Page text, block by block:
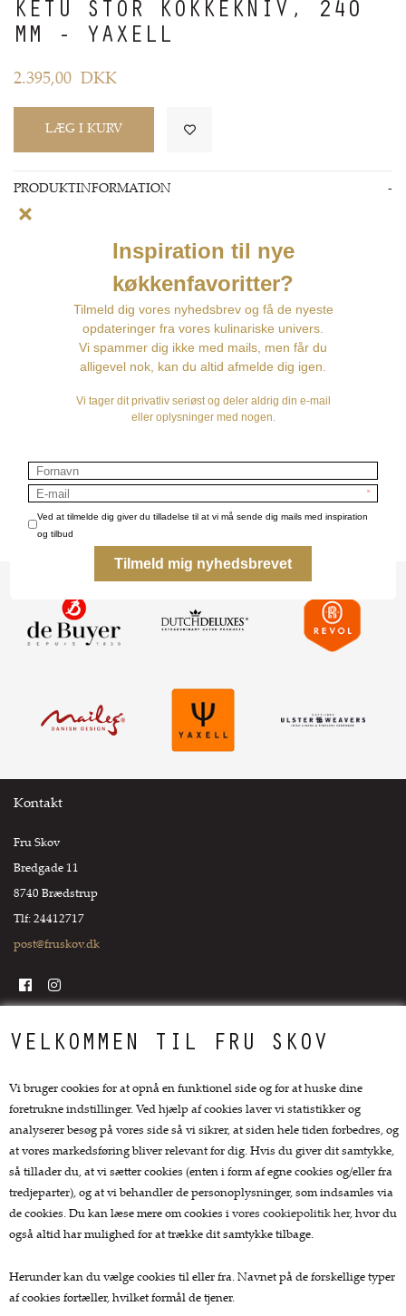
VELKOMMEN TIL FRU SKOV
Vi bruger cookies for at opnå en funktionel side og for at huske dine
foretrukne indstillinger. Ved hjælp af cookies laver vi statistikker og
analyserer besøg på vores side så vi sikrer, at siden hele tiden forbedres, og
at vores markedsføring bliver relevant for dig. Hvis du giver dit samtykke,
så tillader du, at vi sætter cookies (enten i form af egne cookies og/eller fra
tredjeparter), og at vi behandler de personoplysninger, som indsamles via
de cookies. Du kan læse mere om cookies i vores cookiepolitik her, hvor du
også altid har mulighed for at trække dit samtykke tilbage.
Herunder kan du vælge cookies til eller fra. Navnet på de forskellige typer
af cookies fortæller, hvilket formål de tjener.
KETU STOR KOKKEKNIV, 240
MM - YAXELL
2.395,00 DKK
PRODUKTINFORMATION
Lager:
Rustfrit stål, pakkatræ, 1 stk
PRODUKTBESKRIVELSE
Længde 240mm med håndtag af sort vandfast pakketræ
Pakkatræ
Kontakt
Fru Skov
Bredgade 11
8740 Brædstrup
Tlf: 24412717
post@fruskov.dk
Top kategorier
Køkkenknive
Te og kaffe
Kurv
Bestil